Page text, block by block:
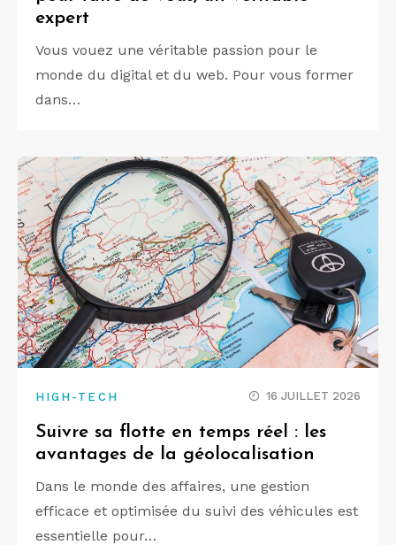
expert
Vous vouez une véritable passion pour le
monde du digital et du web. Pour vous former
dans…
HIGH-TECH 16 JUILLET 2026
Suivre sa flotte en temps réel : les
avantages de la géolocalisation
Dans le monde des affaires, une gestion
efficace et optimisée du suivi des véhicules est
essentielle pour…